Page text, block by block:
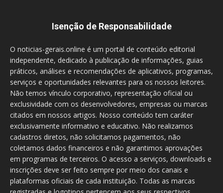
Isenção de Responsabilidade
O noticias-gerais.online é um portal de conteúdo editorial
independente, dedicado à publicação de informações, guias
práticos, análises e recomendações de aplicativos, programas,
serviços e oportunidades relevantes para os nossos leitores.
Não temos vínculo corporativo, representação oficial ou
exclusividade com os desenvolvedores, empresas ou marcas
citados em nossos artigos. Nosso conteúdo tem caráter
exclusivamente informativo e educativo. Não realizamos
cadastros diretos, não solicitamos pagamentos, não
coletamos dados financeiros e não garantimos aprovações
em programas de terceiros. O acesso a serviços, downloads e
inscrições deve ser feito sempre por meio dos canais e
plataformas oficiais de cada instituição. Todas as marcas